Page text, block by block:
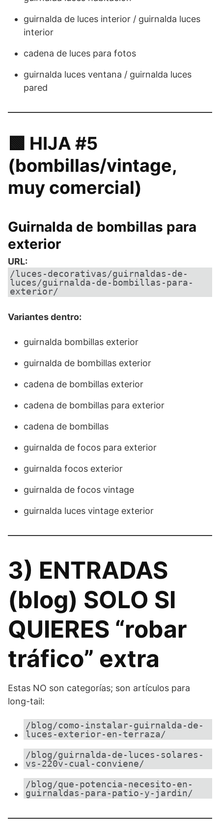
guirnalda de luces interior / guirnalda luces
interior
cadena de luces para fotos
guirnalda luces ventana / guirnalda luces
pared
🟩 HIJA #5
(bombillas/vintage,
muy comercial)
Guirnalda de bombillas para
exterior
URL:
/luces-decorativas/guirnaldas-de-
luces/guirnalda-de-bombillas-para-
exterior/
Variantes dentro:
guirnalda bombillas exterior
guirnalda de bombillas exterior
cadena de bombillas exterior
cadena de bombillas para exterior
cadena de bombillas
guirnalda de focos para exterior
guirnalda focos exterior
guirnalda de focos vintage
guirnalda luces vintage exterior
3) ENTRADAS
(blog) SOLO SI
QUIERES “robar
tráfico” extra
Estas NO son categorías; son artículos para
long-tail:
/blog/como-instalar-guirnalda-de-
luces-exterior-en-terraza/
/blog/guirnalda-de-luces-solares-
vs-220v-cual-conviene/
/blog/que-potencia-necesito-en-
guirnaldas-para-patio-y-jardin/